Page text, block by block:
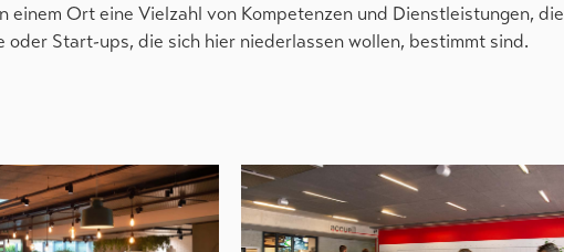
Ort eine Vielzahl von Kompetenzen und Dienstleistungen, die
Start-ups, die sich hier niederlassen wollen, bestimmt sind.